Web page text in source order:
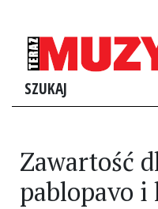
SZUKAJ
Zawartość
pablopavo